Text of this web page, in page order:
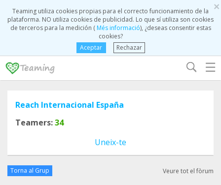
×
Teaming utiliza cookies propias para el correcto funcionamiento de la
plataforma. NO utiliza cookies de publicidad. Lo que sí utiliza son cookies
de terceros para la medición (Més informació), ¿deseas consentir estas
cookies?
Aceptar
Rechazar
☰
Reach Internacional España
Teamers:34
Uneix-te
Torna al Grup Veure tot el fòrum